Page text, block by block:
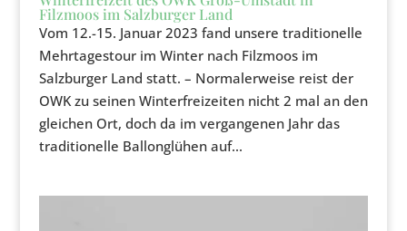
Filzmoos im Salzburger Land
Vom 12.-15. Januar 2023 fand unsere traditionelle
Mehrtagestour im Winter nach Filzmoos im
Salzburger Land statt. – Normalerweise reist der
OWK zu seinen Winterfreizeiten nicht 2 mal an den
gleichen Ort, doch da im vergangenen Jahr das
traditionelle Ballonglühen auf...